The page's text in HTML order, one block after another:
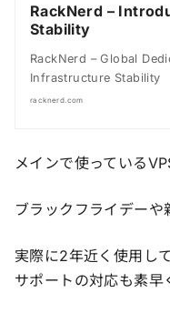
RackNerd –
Stability
RackNerd – Global
Infrastructure Stability
racknerd.com
メインで使っている
ブラックフライデー
実際に2年近く使用し
サポートの対応も素早